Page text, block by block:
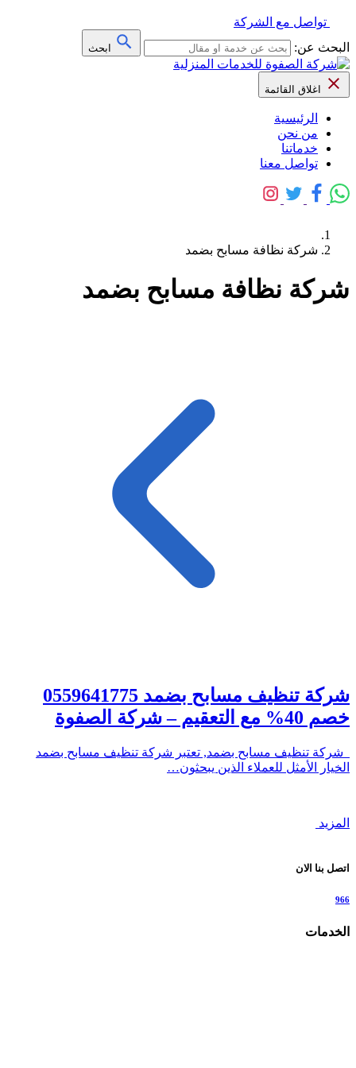
تواصل مع الشركة
البحث عن:
ابحث
اغلاق القائمة
الرئيسية
من نحن
خدماتنا
تواصل معنا
شركة نظافة مسابح بضمد
شركة نظافة مسابح بضمد
شركة تنظيف مسابح بضمد 0559641775
خصم 40% مع التعقيم – شركة الصفوة
شركة تنظيف مسابح بضمد, تعتبر شركة تنظيف مسابح بضمد
الخيار الأمثل للعملاء الذين يبحثون…
المزيد
اتصل بنا الان
966
الخدمات